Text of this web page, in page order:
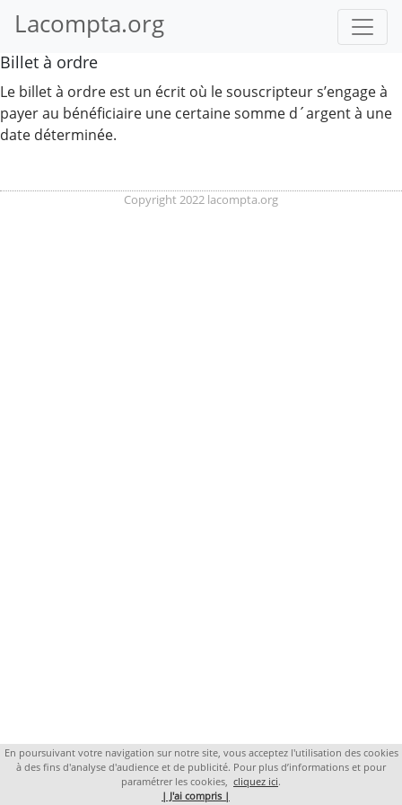
Lacompta.org
Billet à ordre
Le billet à ordre est un écrit où le souscripteur s’engage à
payer au bénéficiaire une certaine somme d´argent à une
date déterminée.
Copyright 2022 lacompta.org
En poursuivant votre navigation sur notre site, vous acceptez l'utilisation des cookies
à des fins d'analyse d'audience et de publicité. Pour plus d’informations et pour
paramétrer les cookies, cliquez ici.
| J'ai compris |